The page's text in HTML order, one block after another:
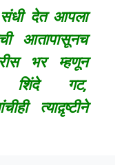
संधी देत आपला
आतापासूनच
भर म्हणून
शिंदे गट,
त्याद़ृष्टीने